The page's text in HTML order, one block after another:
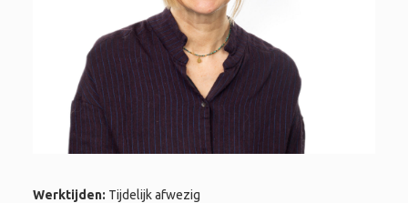
Werktijden: Tijdelijk afwezig